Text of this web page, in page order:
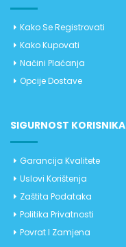
Kako Se Registrovati
Kako Kupovati
Načini Plaćanja
Opcije Dostave
SIGURNOST KORISNIKA
Garancija Kvalitete
Uslovi Korištenja
Zaštita Podataka
Politika Privatnosti
Povrat I Zamjena